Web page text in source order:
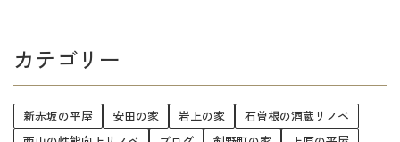
カテゴリー
新赤坂の平屋 安田の家 岩上の家
石曽根の酒蔵リノベ